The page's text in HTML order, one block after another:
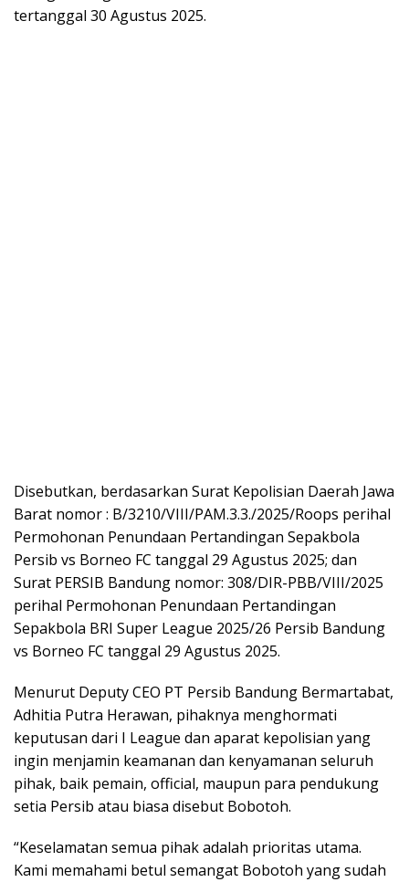
tertanggal 30 Agustus 2025.
Disebutkan, berdasarkan Surat Kepolisian Daerah Jawa
Barat nomor : B/3210/VIII/PAM.3.3./2025/Roops perihal
Permohonan Penundaan Pertandingan Sepakbola
Persib vs Borneo FC tanggal 29 Agustus 2025; dan
Surat PERSIB Bandung nomor: 308/DIR-PBB/VIII/2025
perihal Permohonan Penundaan Pertandingan
Sepakbola BRI Super League 2025/26 Persib Bandung
vs Borneo FC tanggal 29 Agustus 2025.
Menurut Deputy CEO PT Persib Bandung Bermartabat,
Adhitia Putra Herawan, pihaknya menghormati
keputusan dari I League dan aparat kepolisian yang
ingin menjamin keamanan dan kenyamanan seluruh
pihak, baik pemain, official, maupun para pendukung
setia Persib atau biasa disebut Bobotoh.
“Keselamatan semua pihak adalah prioritas utama.
Kami memahami betul semangat Bobotoh yang sudah